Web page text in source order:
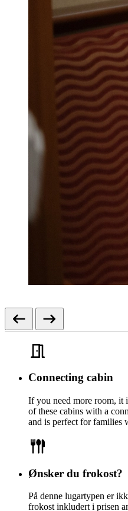
Connecting cabin
If you need more room, it
of these cabins with a
and is perfect for families
Ønsker du frokost?
På denne lugartypen er
frokost inkludert i prisen